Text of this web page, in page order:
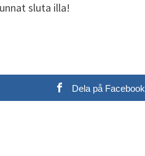
sluta illa!
Dela på Facebook